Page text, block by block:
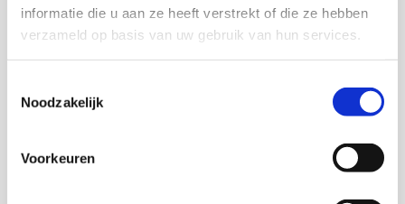
informatie die u aan ze heeft verstrekt of die ze hebben
verzameld op basis van uw gebruik van hun services.
Noodzakelijk
Voorkeuren
Onderzoekers